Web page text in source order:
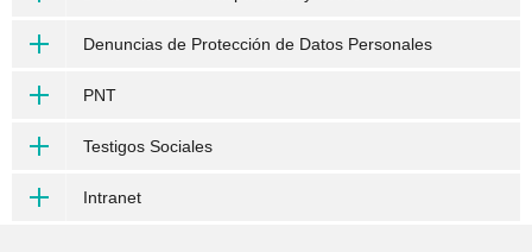
Denuncias de Protección de Datos Personales
PNT
Testigos Sociales
Intranet